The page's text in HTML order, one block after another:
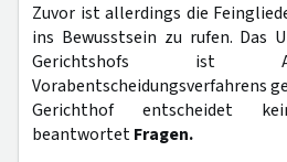
Zuvor ist allerdings die
ins Bewusstsein zu rufen. Das
Gerichtshofs ist
Vorabentscheidungsverfahrens
Gerichthof entscheidet
beantwortetFragen.